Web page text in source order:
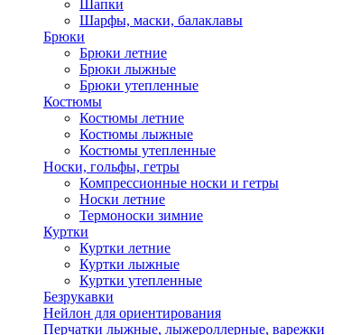
Шапки
Шарфы, маски, балаклавы
Брюки
Брюки летние
Брюки лыжные
Брюки утепленные
Костюмы
Костюмы летние
Костюмы лыжные
Костюмы утепленные
Носки, гольфы, гетры
Компрессионные носки и гетры
Носки летние
Термоноски зимние
Куртки
Куртки летние
Куртки лыжные
Куртки утепленные
Безрукавки
Нейлон для ориентирования
Перчатки лыжные, лыжероллерные, варежки